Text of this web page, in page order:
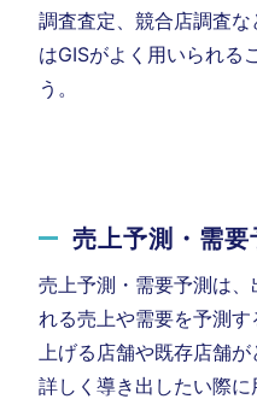
調査査定、競合店調査
はGISがよく用いられる
う。
売上予測・需要
売上予測・需要予測は
れる売上や需要を予測
上げる店舗や既存店舗
詳しく導き出したい際